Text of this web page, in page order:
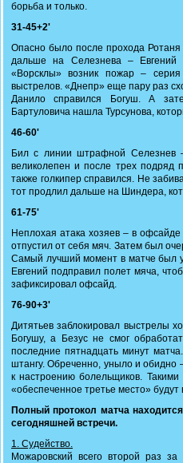
борьба и только.
31-45+2'
Опасно было после прохода
дальше на Селезнева – Евгений
«Ворсклы» возник пожар – серия
выстрелов. «Днепр» еще пару раз
Данило справился Богуш. А
Бартуловича нашла Турсунова,
46-60'
Бил с линии штрафной Селезнев
великолепен и после трех подряд
также голкипер справился. Не
тот продлил дальше на Шиндера,
61-75'
Неплохая атака хозяев – в
отпустил от себя мяч. Затем был
Самый лучший момент в матче был
Евгений подправил полет мяча,
зафиксировал офсайд.
76-90+3'
Дитятьев заблокировал выстрелы
Богушу, а Безус не смог
последние пятнадцать минут
штангу. Обреченно, уныло и обидно
к настроению болельщиков.
«обеспеченное третье место»
Полный протокол матча
сегодняшней встречи.
1. Судейство.
Можаровский всего второй раз